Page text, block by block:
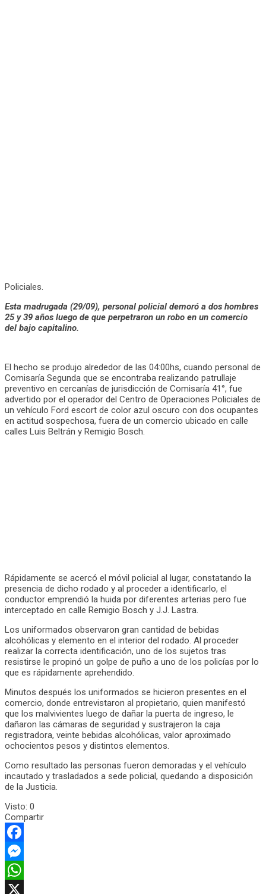
Policiales.
Esta madrugada (29/09), personal policial demoró a dos hombres
25 y 39 años luego de que perpetraron un robo en un comercio
del bajo capitalino.
El hecho se produjo alrededor de las 04:00hs, cuando personal de
Comisaría Segunda que se encontraba realizando patrullaje
preventivo en cercanías de jurisdicción de Comisaría 41°, fue
advertido por el operador del Centro de Operaciones Policiales de
un vehículo Ford escort de color azul oscuro con dos ocupantes
en actitud sospechosa, fuera de un comercio ubicado en calle
calles Luis Beltrán y Remigio Bosch.
Rápidamente se acercó el móvil policial al lugar, constatando la
presencia de dicho rodado y al proceder a identificarlo, el
conductor emprendió la huida por diferentes arterias pero fue
interceptado en calle Remigio Bosch y J.J. Lastra.
Los uniformados observaron gran cantidad de bebidas
alcohólicas y elemento en el interior del rodado. Al proceder
realizar la correcta identificación, uno de los sujetos tras
resistirse le propinó un golpe de puño a uno de los policías por lo
que es rápidamente aprehendido.
Minutos después los uniformados se hicieron presentes en el
comercio, donde entrevistaron al propietario, quien manifestó
que los malvivientes luego de dañar la puerta de ingreso, le
dañaron las cámaras de seguridad y sustrajeron la caja
registradora, veinte bebidas alcohólicas, valor aproximado
ochocientos pesos y distintos elementos.
Como resultado las personas fueron demoradas y el vehículo
incautado y trasladados a sede policial, quedando a disposición
de la Justicia.
Visto: 0
Compartir
Facebook
Messenger
WhatsApp